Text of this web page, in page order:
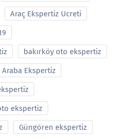
Araç Ekspertiz Ucreti
bakırköy oto ekspertiz
Ekspertiz
ekspertiz
Güngören ekspertiz